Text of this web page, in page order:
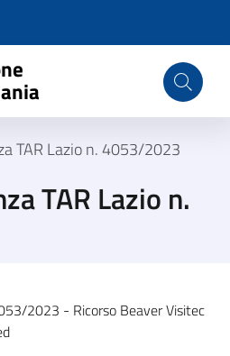
Campania
TAR Lazio n. 4053/2023
TAR Lazio n.
2023 - Ricorso Beaver Visitec